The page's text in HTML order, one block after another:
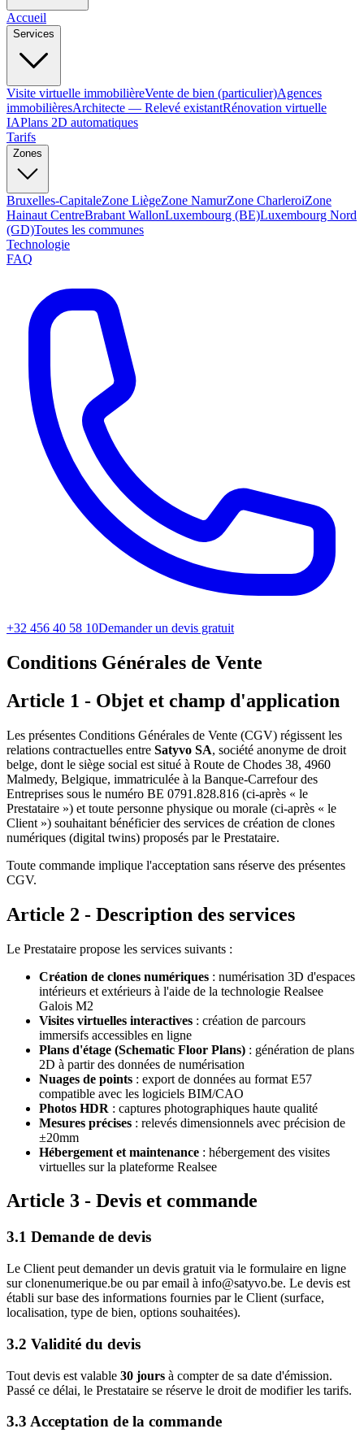
Accueil
Services
Visite virtuelle immobilièreVente de bien (particulier)Agences
immobilièresArchitecte — Relevé existantRénovation virtuelle
IAPlans 2D automatiques
Tarifs
Zones
Bruxelles-CapitaleZone LiègeZone NamurZone CharleroiZone
Hainaut CentreBrabant WallonLuxembourg (BE)Luxembourg Nord
(GD)Toutes les communes
Technologie
FAQ
+32 456 40 58 10Demander un devis gratuit
Conditions Générales de Vente
Article 1 - Objet et champ d'application
Les présentes Conditions Générales de Vente (CGV) régissent les
relations contractuelles entre Satyvo SA, société anonyme de droit
belge, dont le siège social est situé à Route de Chodes 38, 4960
Malmedy, Belgique, immatriculée à la Banque-Carrefour des
Entreprises sous le numéro BE 0791.828.816 (ci-après « le
Prestataire ») et toute personne physique ou morale (ci-après « le
Client ») souhaitant bénéficier des services de création de clones
numériques (digital twins) proposés par le Prestataire.
Toute commande implique l'acceptation sans réserve des présentes
CGV.
Article 2 - Description des services
Le Prestataire propose les services suivants :
Création de clones numériques : numérisation 3D d'espaces
intérieurs et extérieurs à l'aide de la technologie Realsee
Galois M2
Visites virtuelles interactives : création de parcours
immersifs accessibles en ligne
Plans d'étage (Schematic Floor Plans) : génération de plans
2D à partir des données de numérisation
Nuages de points : export de données au format E57
compatible avec les logiciels BIM/CAO
Photos HDR : captures photographiques haute qualité
Mesures précises : relevés dimensionnels avec précision de
±20mm
Hébergement et maintenance : hébergement des visites
virtuelles sur la plateforme Realsee
Article 3 - Devis et commande
3.1 Demande de devis
Le Client peut demander un devis gratuit via le formulaire en ligne
sur clonenumerique.be ou par email à info@satyvo.be. Le devis est
établi sur base des informations fournies par le Client (surface,
localisation, type de bien, options souhaitées).
3.2 Validité du devis
Tout devis est valable 30 jours à compter de sa date d'émission.
Passé ce délai, le Prestataire se réserve le droit de modifier les tarifs.
3.3 Acceptation de la commande